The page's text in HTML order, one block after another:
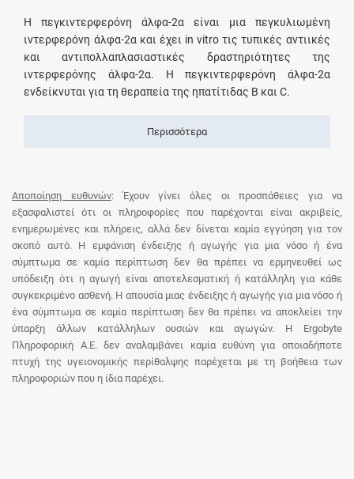
Η πεγκιντερφερόνη άλφα-2α είναι μια πεγκυλιωμένη
ιντερφερόνη άλφα-2α και έχει in vitro τις τυπικές αντιικές
και αντιπολλαπλασιαστικές δραστηριότητες της
ιντερφερόνης άλφα-2α. Η πεγκιντερφερόνη άλφα-2α
ενδείκνυται για τη θεραπεία της ηπατίτιδας Β και C.
Περισσότερα
Αποποίηση ευθυνών: Έχουν γίνει όλες οι προσπάθειες για να
εξασφαλιστεί ότι οι πληροφορίες που παρέχονται είναι ακριβείς,
ενημερωμένες και πλήρεις, αλλά δεν δίνεται καμία εγγύηση για τον
σκοπό αυτό. Η εμφάνιση ένδειξης ή αγωγής για μια νόσο ή ένα
σύμπτωμα σε καμία περίπτωση δεν θα πρέπει να ερμηνευθεί ως
υπόδειξη ότι η αγωγή είναι αποτελεσματική ή κατάλληλη για κάθε
συγκεκριμένο ασθενή. Η απουσία μιας ένδειξης ή αγωγής για μια νόσο ή
ένα σύμπτωμα σε καμία περίπτωση δεν θα πρέπει να αποκλείει την
ύπαρξη άλλων κατάλληλων ουσιών και αγωγών. Η Ergobyte
Πληροφορική Α.Ε. δεν αναλαμβάνει καμία ευθύνη για οποιαδήποτε
πτυχή της υγειονομικής περίθαλψης παρέχεται με τη βοήθεια των
πληροφοριών που η ίδια παρέχει.